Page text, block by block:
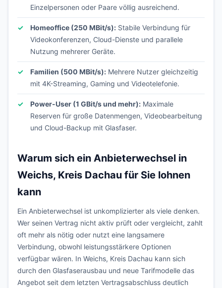
Einzelpersonen oder Paare völlig ausreichend.
Homeoffice (250 MBit/s): Stabile Verbindung für
Videokonferenzen, Cloud-Dienste und parallele
Nutzung mehrerer Geräte.
Familien (500 MBit/s): Mehrere Nutzer gleichzeitig
mit 4K-Streaming, Gaming und Videotelefonie.
Power-User (1 GBit/s und mehr): Maximale
Reserven für große Datenmengen, Videobearbeitung
und Cloud-Backup mit Glasfaser.
Warum sich ein Anbieterwechsel in
Weichs, Kreis Dachau für Sie lohnen
kann
Ein Anbieterwechsel ist unkomplizierter als viele denken.
Wer seinen Vertrag nicht aktiv prüft oder vergleicht, zahlt
oft mehr als nötig oder nutzt eine langsamere
Verbindung, obwohl leistungsstärkere Optionen
verfügbar wären. In Weichs, Kreis Dachau kann sich
durch den Glasfaserausbau und neue Tarifmodelle das
Angebot seit dem letzten Vertragsabschluss deutlich